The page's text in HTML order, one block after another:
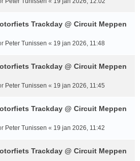
Trackday @ Circuit Meppen
Peter Tunissen « 19 jan 2026, 11:48
Trackday @ Circuit Meppen
Peter Tunissen « 19 jan 2026, 11:45
Trackday @ Circuit Meppen
Peter Tunissen « 19 jan 2026, 11:42
Trackday @ Circuit Meppen